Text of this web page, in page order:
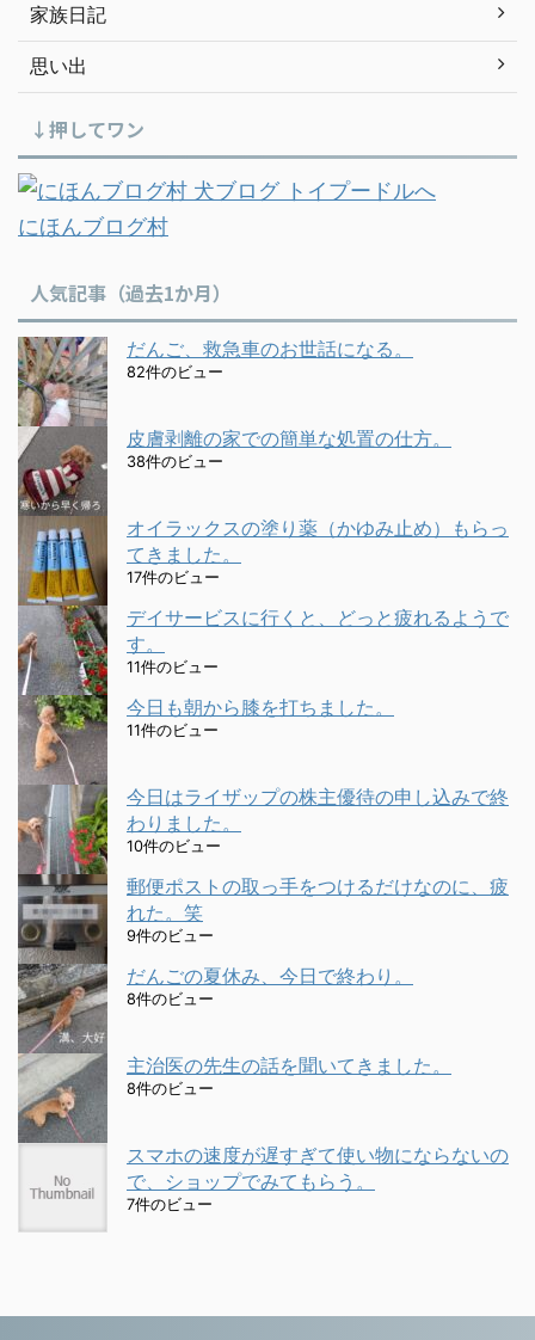
家族日記
思い出
↓押してワン
にほんブログ村
人気記事（過去1か月）
だんご、救急車のお世話になる。
82件のビュー
皮膚剥離の家での簡単な処置の仕方。
38件のビュー
オイラックスの塗り薬（かゆみ止め）もらっ
てきました。
17件のビュー
デイサービスに行くと、どっと疲れるようで
す。
11件のビュー
今日も朝から膝を打ちました。
11件のビュー
今日はライザップの株主優待の申し込みで終
わりました。
10件のビュー
郵便ポストの取っ手をつけるだけなのに、疲
れた。笑
9件のビュー
だんごの夏休み、今日で終わり。
8件のビュー
主治医の先生の話を聞いてきました。
8件のビュー
スマホの速度が遅すぎて使い物にならないの
で、ショップでみてもらう。
7件のビュー